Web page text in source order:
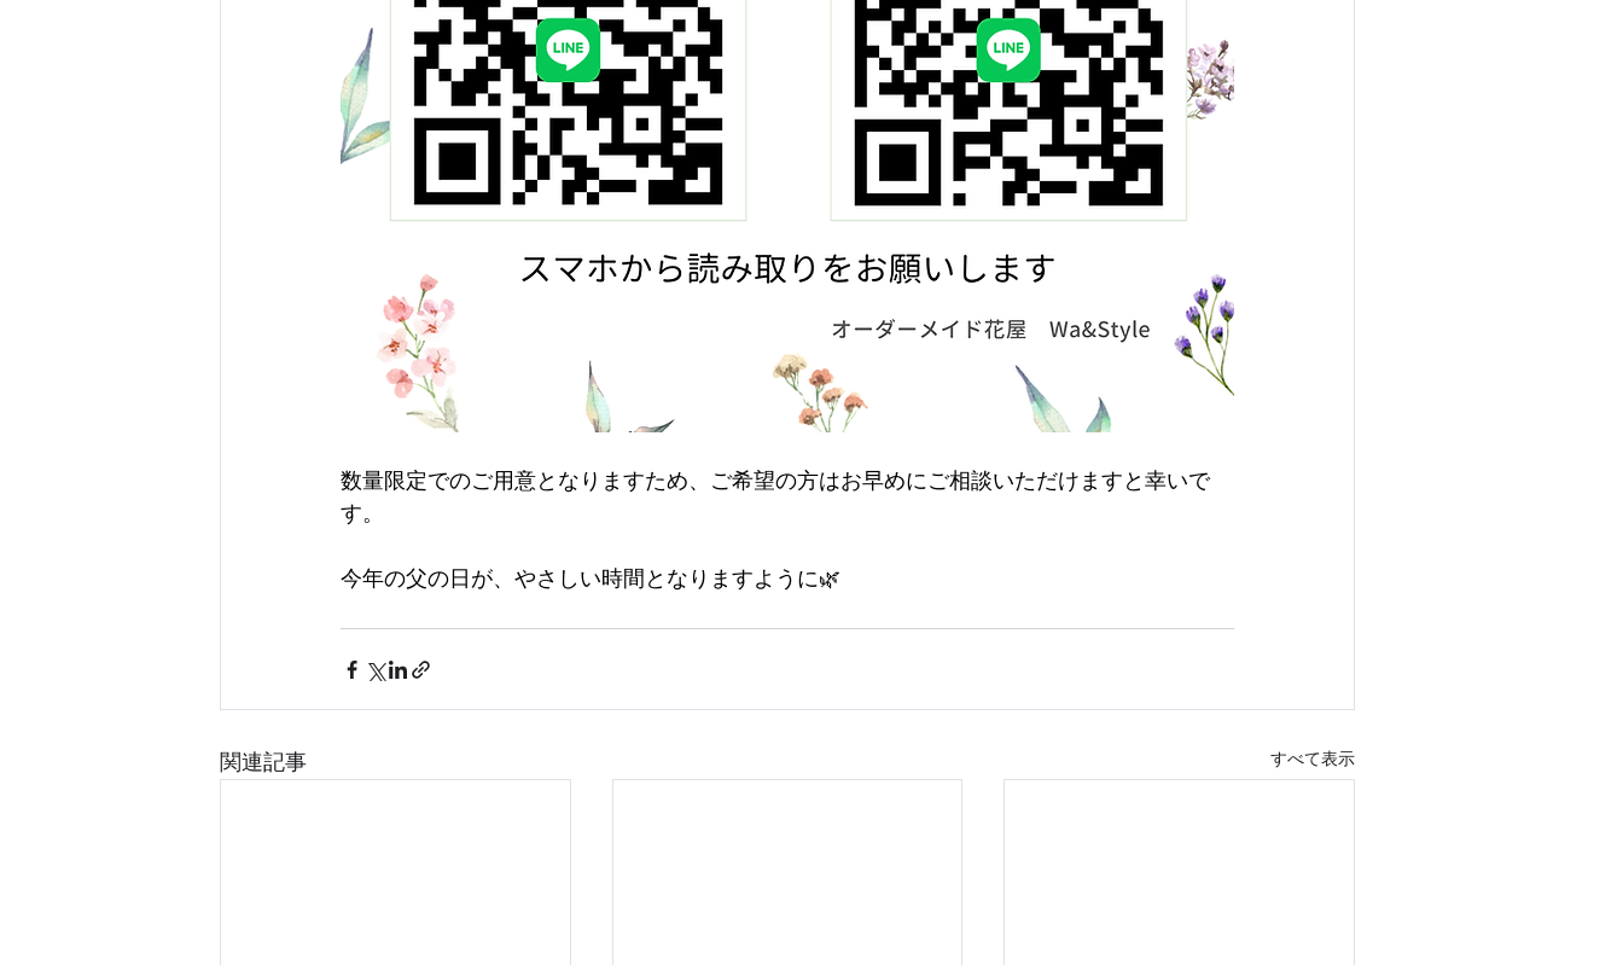
数量限定でのご用意となりますため、ご希望の方はお早めにご相談いただけますと幸いで
す。
今年の父の日が、やさしい時間となりますように🌿
関連記事 すべて表示